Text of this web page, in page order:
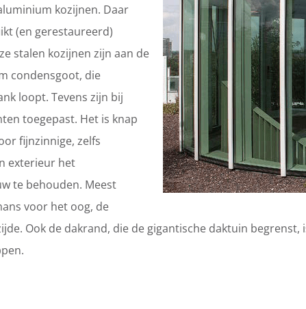
kozijnen. Daar
(en gerestaureerd)
stalen kozijnen zijn aan de
condensgoot, die
loopt. Tevens zijn bij
toegepast. Het is knap
fijnzinnige, zelfs
exterieur het
te behouden. Meest
voor het oog, de
Ook de dakrand, die de gigantische daktuin begrenst,